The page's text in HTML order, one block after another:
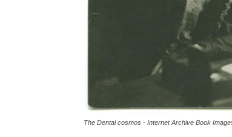
The Dental cosmos - Internet Archive Book